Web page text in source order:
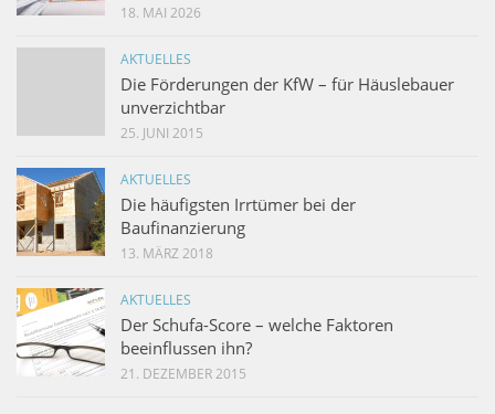
18. MAI 2026
AKTUELLES
Die Förderungen der KfW – für Häuslebauer
unverzichtbar
25. JUNI 2015
AKTUELLES
Die häufigsten Irrtümer bei der
Baufinanzierung
13. MÄRZ 2018
AKTUELLES
Der Schufa-Score – welche Faktoren
beeinflussen ihn?
21. DEZEMBER 2015